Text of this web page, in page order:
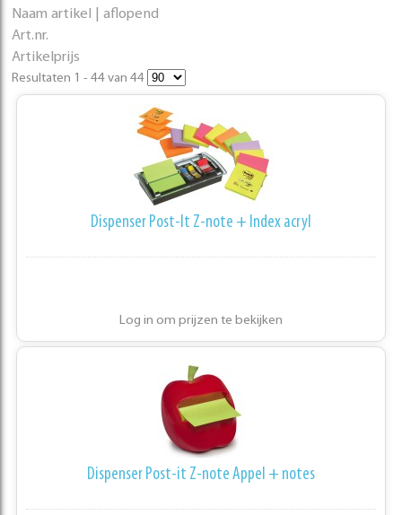
Naam artikel | aflopend
Art.nr.
Artikelprijs
Resultaten 1 - 44 van 44
Dispenser Post-It Z-note + Index acryl
Log in om prijzen te bekijken
Dispenser Post-it Z-note Appel + notes